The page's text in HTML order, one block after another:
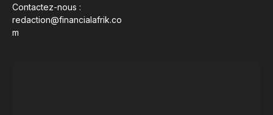
Contactez-nous :
redaction@financialafrik.co
m